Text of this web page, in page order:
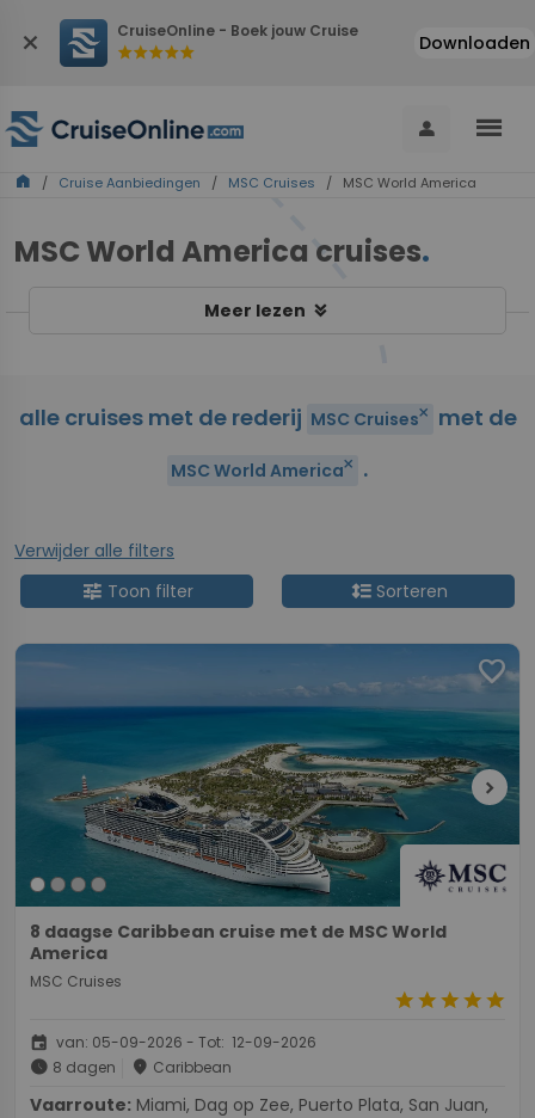
close CruiseOnline - Boek jouw Cruise
starstarstarstarstar Downloaden
person menu
home / Cruise Aanbiedingen / MSC Cruises / MSC World America
MSC World America cruises.
Meer lezen keyboard_double_arrow_down
alle cruises met de rederij MSC Cruisesclose met de
MSC World Americaclose .
Verwijder alle filters
tune Toon filter format_line_spacingSorteren
favorite
chevron_right
8 daagse Caribbean cruise met de MSC World
America
MSC Cruises
starstarstarstarstar
event van: 05-09-2026 - Tot: 12-09-2026
schedule 8 dagen place Caribbean
Vaarroute: